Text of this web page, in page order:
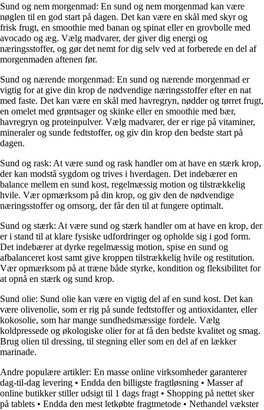
Sund og nem morgenmad: En sund og nem morgenmad kan være
nøglen til en god start på dagen. Det kan være en skål med skyr og
frisk frugt, en smoothie med banan og spinat eller en grovbolle med
avocado og æg. Vælg madvarer, der giver dig energi og
næringsstoffer, og gør det nemt for dig selv ved at forberede en del af
morgenmaden aftenen før.
Sund og nærende morgenmad: En sund og nærende morgenmad er
vigtig for at give din krop de nødvendige næringsstoffer efter en nat
med faste. Det kan være en skål med havregryn, nødder og tørret frugt,
en omelet med grøntsager og skinke eller en smoothie med bær,
havregryn og proteinpulver. Vælg madvarer, der er rige på vitaminer,
mineraler og sunde fedtstoffer, og giv din krop den bedste start på
dagen.
Sund og rask: At være sund og rask handler om at have en stærk krop,
der kan modstå sygdom og trives i hverdagen. Det indebærer en
balance mellem en sund kost, regelmæssig motion og tilstrækkelig
hvile. Vær opmærksom på din krop, og giv den de nødvendige
næringsstoffer og omsorg, der får den til at fungere optimalt.
Sund og stærk: At være sund og stærk handler om at have en krop, der
er i stand til at klare fysiske udfordringer og opholde sig i god form.
Det indebærer at dyrke regelmæssig motion, spise en sund og
afbalanceret kost samt give kroppen tilstrækkelig hvile og restitution.
Vær opmærksom på at træne både styrke, kondition og fleksibilitet for
at opnå en stærk og sund krop.
Sund olie: Sund olie kan være en vigtig del af en sund kost. Det kan
være olivenolie, som er rig på sunde fedtstoffer og antioxidanter, eller
kokosolie, som har mange sundhedsmæssige fordele. Vælg
koldpressede og økologiske olier for at få den bedste kvalitet og smag.
Brug olien til dressing, til stegning eller som en del af en lækker
marinade.
Andre populære artikler: En masse online virksomheder garanterer
dag-til-dag levering • Endda den billigste fragtløsning • Masser af
online butikker stiller udsigt til 1 dags fragt • Shopping på nettet sker
på tablets • Endda den mest letkøbte fragtmetode • Nethandel vækster